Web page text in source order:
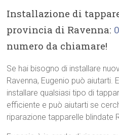
Installazione di
provincia di Ravenna:
numero da chiamare!
Se hai bisogno di installare
Ravenna, Eugenio può aiutarti.
installare qualsiasi tipo di
efficiente e può aiutarti se
riparazione tapparelle blindate